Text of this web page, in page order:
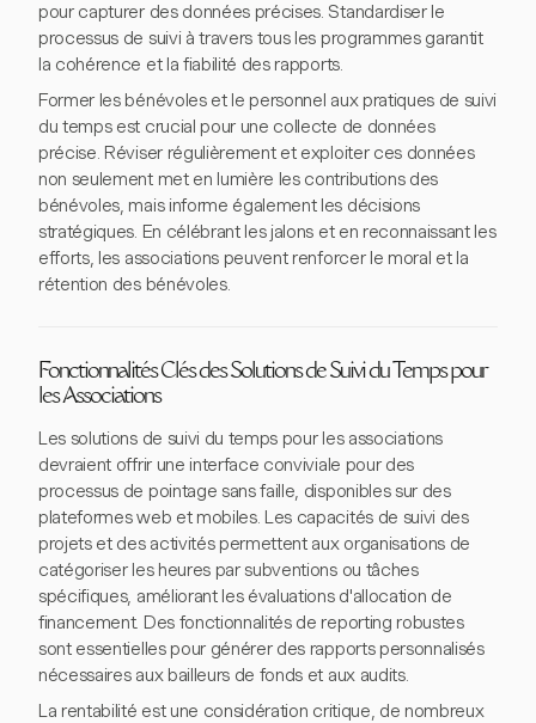
pour capturer des données précises. Standardiser le
processus de suivi à travers tous les programmes garantit
la cohérence et la fiabilité des rapports.
Former les bénévoles et le personnel aux pratiques de suivi
du temps est crucial pour une collecte de données
précise. Réviser régulièrement et exploiter ces données
non seulement met en lumière les contributions des
bénévoles, mais informe également les décisions
stratégiques. En célébrant les jalons et en reconnaissant les
efforts, les associations peuvent renforcer le moral et la
rétention des bénévoles.
Fonctionnalités Clés des Solutions de Suivi du Temps pour
les Associations
Les solutions de suivi du temps pour les associations
devraient offrir une interface conviviale pour des
processus de pointage sans faille, disponibles sur des
plateformes web et mobiles. Les capacités de suivi des
projets et des activités permettent aux organisations de
catégoriser les heures par subventions ou tâches
spécifiques, améliorant les évaluations d'allocation de
financement. Des fonctionnalités de reporting robustes
sont essentielles pour générer des rapports personnalisés
nécessaires aux bailleurs de fonds et aux audits.
La rentabilité est une considération critique, de nombreux